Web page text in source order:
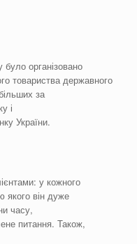
організовано
товариства державного
за
і
України.
у кожного
якого він дуже
часу,
питання. Також,